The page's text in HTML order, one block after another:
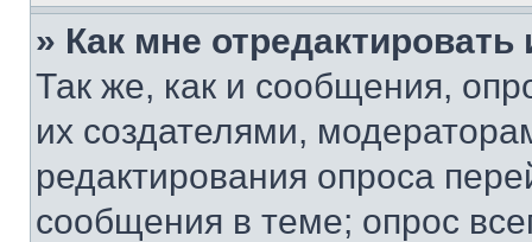
» Как мне
Так же, как и сообщения,
их создателями,
редактирования опроса
сообщения в теме; опрос